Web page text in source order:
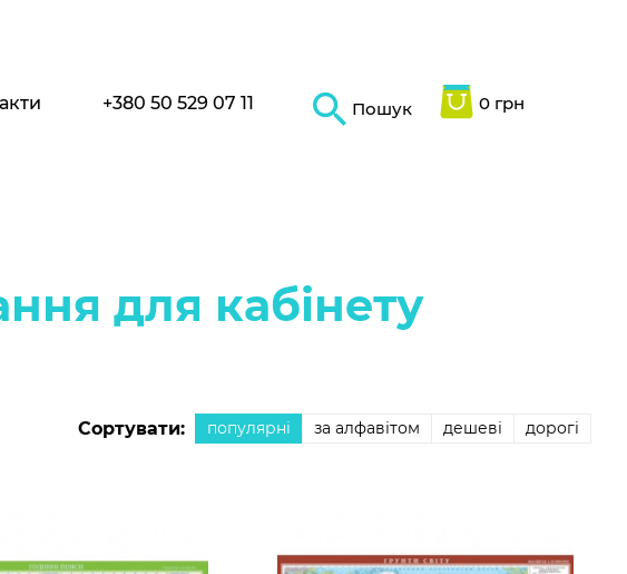
+380 50 529 07 11 Пошук 0 грн
для кабінету
Сортувати: популярні за алфавітом дешеві дорогі